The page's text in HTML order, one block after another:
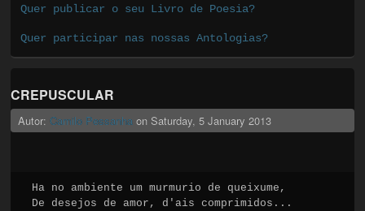
Quer publicar o seu Livro de Poesia?
Quer participar nas nossas Antologias?
CREPUSCULAR
Autor:Camilo Pessanha on Saturday, 5 January 2013
Ha no ambiente um murmurio de queixume,
De desejos de amor, d'ais comprimidos...